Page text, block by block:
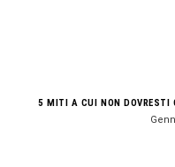
5 MITI A CUI NON DOVRESTI